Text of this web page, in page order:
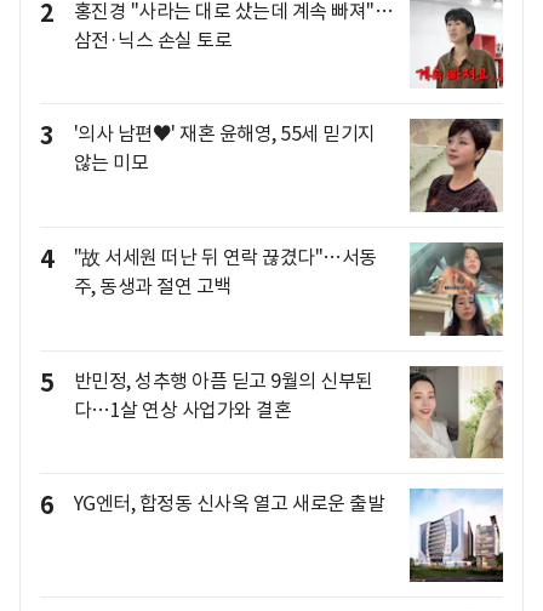
2
홍진경 "사라는 대로 샀는데 계속 빠져"…
삼전·닉스 손실 토로
3
'의사 남편♥' 재혼 윤해영, 55세 믿기지
않는 미모
4
"故 서세원 떠난 뒤 연락 끊겼다"…서동
주, 동생과 절연 고백
5
반민정, 성추행 아픔 딛고 9월의 신부된
다…1살 연상 사업가와 결혼
6 YG엔터, 합정동 신사옥 열고 새로운 출발